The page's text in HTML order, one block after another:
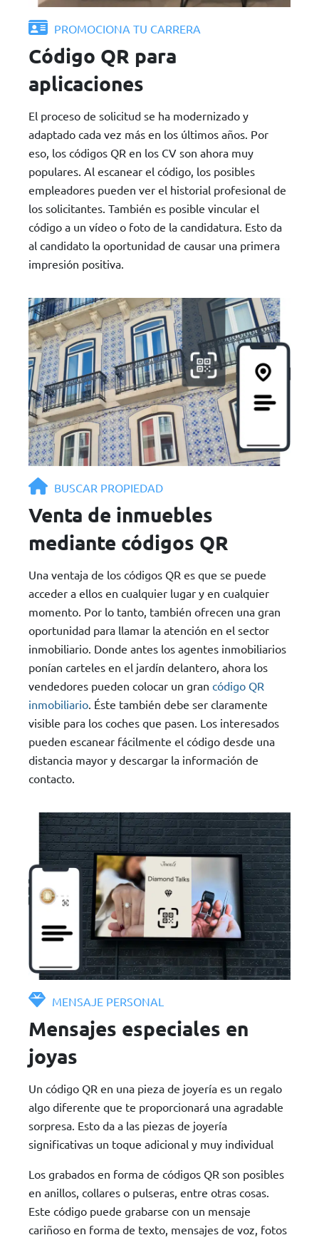
PROMOCIONA TU CARRERA
Código QR para
aplicaciones
El proceso de solicitud se ha modernizado y
adaptado cada vez más en los últimos años. Por
eso, los códigos QR en los CV son ahora muy
populares. Al escanear el código, los posibles
empleadores pueden ver el historial profesional de
los solicitantes. También es posible vincular el
código a un vídeo o foto de la candidatura. Esto da
al candidato la oportunidad de causar una primera
impresión positiva.
BUSCAR PROPIEDAD
Venta de inmuebles
mediante códigos QR
Una ventaja de los códigos QR es que se puede
acceder a ellos en cualquier lugar y en cualquier
momento. Por lo tanto, también ofrecen una gran
oportunidad para llamar la atención en el sector
inmobiliario. Donde antes los agentes inmobiliarios
ponían carteles en el jardín delantero, ahora los
vendedores pueden colocar un gran código QR
inmobiliario . Éste también debe ser claramente
visible para los coches que pasen. Los interesados
pueden escanear fácilmente el código desde una
distancia mayor y descargar la información de
contacto.
MENSAJE PERSONAL
Mensajes especiales en
joyas
Un código QR en una pieza de joyería es un regalo
algo diferente que te proporcionará una agradable
sorpresa. Esto da a las piezas de joyería
significativas un toque adicional y muy individual
Los grabados en forma de códigos QR son posibles
en anillos, collares o pulseras, entre otras cosas.
Este código puede grabarse con un mensaje
cariñoso en forma de texto, mensajes de voz, fotos